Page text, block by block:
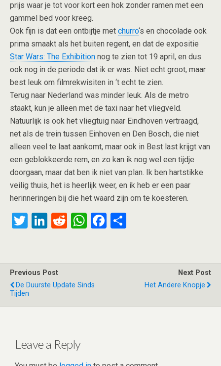
prijs waar je tot voor kort een hok zonder ramen met een
gammel bed voor kreeg.
Ook fijn is dat een ontbijtje met churro‘s en chocolade ook
prima smaakt als het buiten regent, en dat de expositie
Star Wars: The Exhibition nog te zien tot 19 april, en dus
ook nog in de periode dat ik er was. Niet echt groot, maar
best leuk om filmrekwisiten in ‘t echt te zien.
Terug naar Nederland was minder leuk. Als de metro
staakt, kun je alleen met de taxi naar het vliegveld.
Natuurlijk is ook het vliegtuig naar Eindhoven vertraagd,
net als de trein tussen Einhoven en Den Bosch, die niet
alleen veel te laat aankomt, maar ook in Best last krijgt van
een geblokkeerde rem, en zo kan ik nog wel een tijdje
doorgaan, maar dat ben ik niet van plan. Ik ben hartstikke
veilig thuis, het is heerlijk weer, en ik heb er een paar
herinneringen bij die het waard zijn om te koesteren.
T
er
Li
dI
n
R
t
W
A
F
Previous Post
De Duurste Update Sinds
Tijden
Next Post
Het Andere Knopje
Leave a Reply